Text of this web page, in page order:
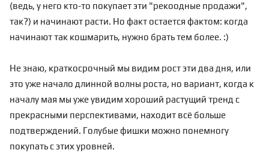
(ведь, у него кто-то покупает эти "рекоодные продажи",
так?) и начинают расти. Но факт остается фактом: когда
начинают так кошмарить, нужно брать тем более. :)
Не знаю, краткосрочный мы видим рост эти два дня, или
это уже начало длинной волны роста, но вариант, когда к
началу мая мы уже увидим хороший растущий тренд с
прекрасными перспективами, находит всё больше
подтверждений. Голубые фишки можно понемногу
покупать с этих уровней.